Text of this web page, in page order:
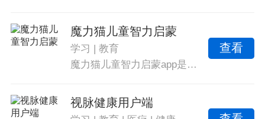
魔力猫儿童智力启蒙
学习 |教育
魔力猫儿童智力启蒙app是一款多功能的在线启蒙教学软件，提供丰富的学习资源和轻松学习体验，支持视频学习和模拟训练，是高效的教学工具，资源丰富且安全可靠，提供快捷有趣的学习模式和多种教学课程，是一站式学习平台。
查看
视脉健康用户端